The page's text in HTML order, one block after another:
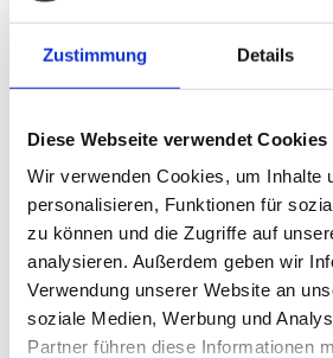
Zustimmung Details
Diese Webseite verwendet Cookies
Wir verwenden Cookies, um Inhalte
personalisieren, Funktionen für
zu können und die Zugriffe auf
analysieren. Außerdem geben wir
Verwendung unserer Website an
soziale Medien, Werbung und
Partner führen diese Informationen
Flachdichtungen von Frenzelit,
die wir selbst stanzen und
Packungen nach unseren
Qualitätsvorgaben die wir auch
und pressen.